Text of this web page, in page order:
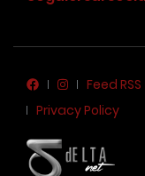
Feed RSS
Privacy Policy